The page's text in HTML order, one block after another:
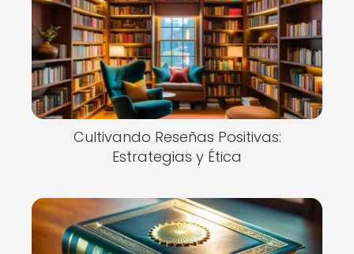
Cultivando Reseñas Positivas:
Estrategias y Ética